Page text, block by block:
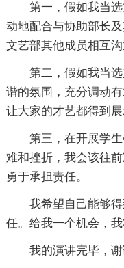
第一，假如我当
动地配合与协助部长
文艺部其他成员相互
第二，假如我当
谐的氛围，充分调动
让大家的才艺都得到展
第三，在开展学
难和挫折，我会该往
勇于承担责任。
我希望自己能够
任。给我一个机会，我
我的演讲完毕，